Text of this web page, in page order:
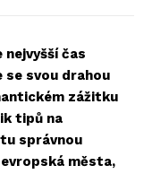
nejvyšší čas
svou drahou
zážitku
tipů na
správnou
města,